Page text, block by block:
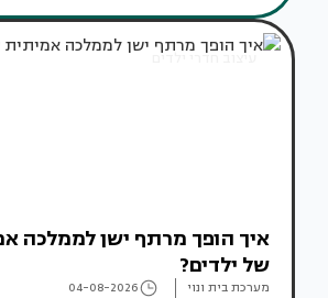
עיצוב חדרי ילדים
איך הופך מרתף ישן לממלכה
של ילדים?
מערכת בית ונוי 04-08-2026